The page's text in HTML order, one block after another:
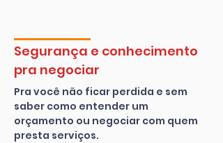
Segurança e conhecimento
pra negociar
Pra você não ficar perdida e sem
saber como entender um
orçamento ou negociar com quem
presta serviços.